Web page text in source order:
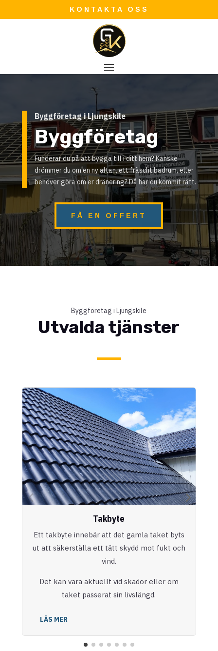
KONTAKTA OSS
Byggföretag i Ljungskile
Byggföretag
Funderar du på att bygga till i ditt hem? Kanske
drömmer du om en ny altan, ett fräscht badrum, eller
behöver göra om er dränering? Då har du kommit rätt.
FÅ EN OFFERT
Byggföretag i Ljungskile
Utvalda tjänster
Takbyte
Ett takbyte innebär att det gamla taket byts
ut att säkerställa ett tätt skydd mot fukt och
vind.
Det kan vara aktuellt vid skador eller om
taket passerat sin livslängd.
LÄS MER